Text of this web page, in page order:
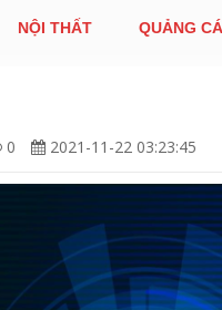
NỘI THẤT QUẢNG
0 2021-11-22 03:23:45